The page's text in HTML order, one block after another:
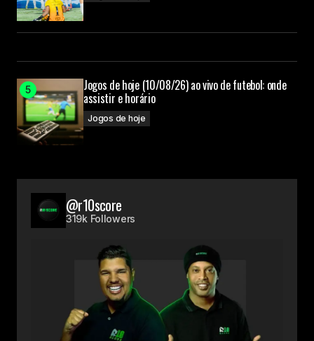
Jogos de hoje (10/08/26) ao vivo de futebol: onde
assistir e horário
Jogos de hoje
@r10score
319k Followers